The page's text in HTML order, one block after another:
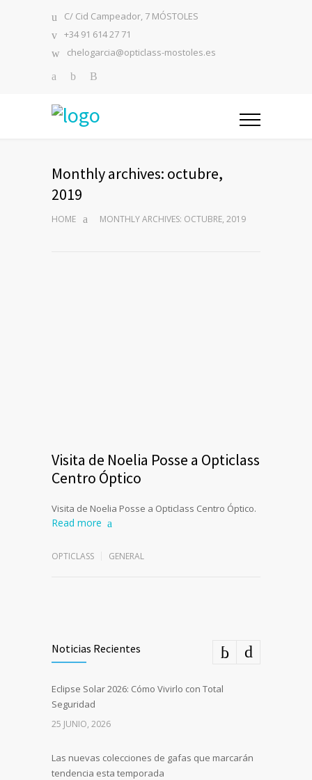
C/ Cid Campeador, 7 MÓSTOLES
+34 91 614 27 71
chelogarcia@opticlass-mostoles.es
Monthly archives: octubre,
2019
HOME MONTHLY ARCHIVES: OCTUBRE, 2019
Visita de Noelia Posse a Opticlass
Centro Óptico
Visita de Noelia Posse a Opticlass Centro Óptico.
Read more
OPTICLASS GENERAL
Noticias Recientes
Eclipse Solar 2026: Cómo Vivirlo con Total
Seguridad
25 JUNIO, 2026
Las nuevas colecciones de gafas que marcarán
tendencia esta temporada